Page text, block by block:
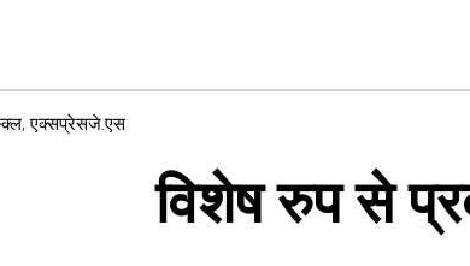
,एक्सप्रेसजे.एस
विशेष रुप से